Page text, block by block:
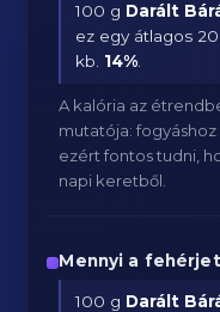
100 g Darált
ez egy átlagos
kb. 14%
A kalória az
mutatója:
ezért fontos tudni,
napi keretből.
Mennyi a
100 g Darált